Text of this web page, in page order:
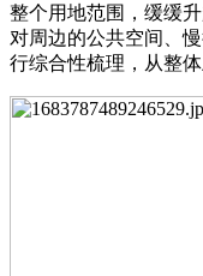
整个用地范围，缓缓
对周边的公共空间、
行综合性梳理，从整